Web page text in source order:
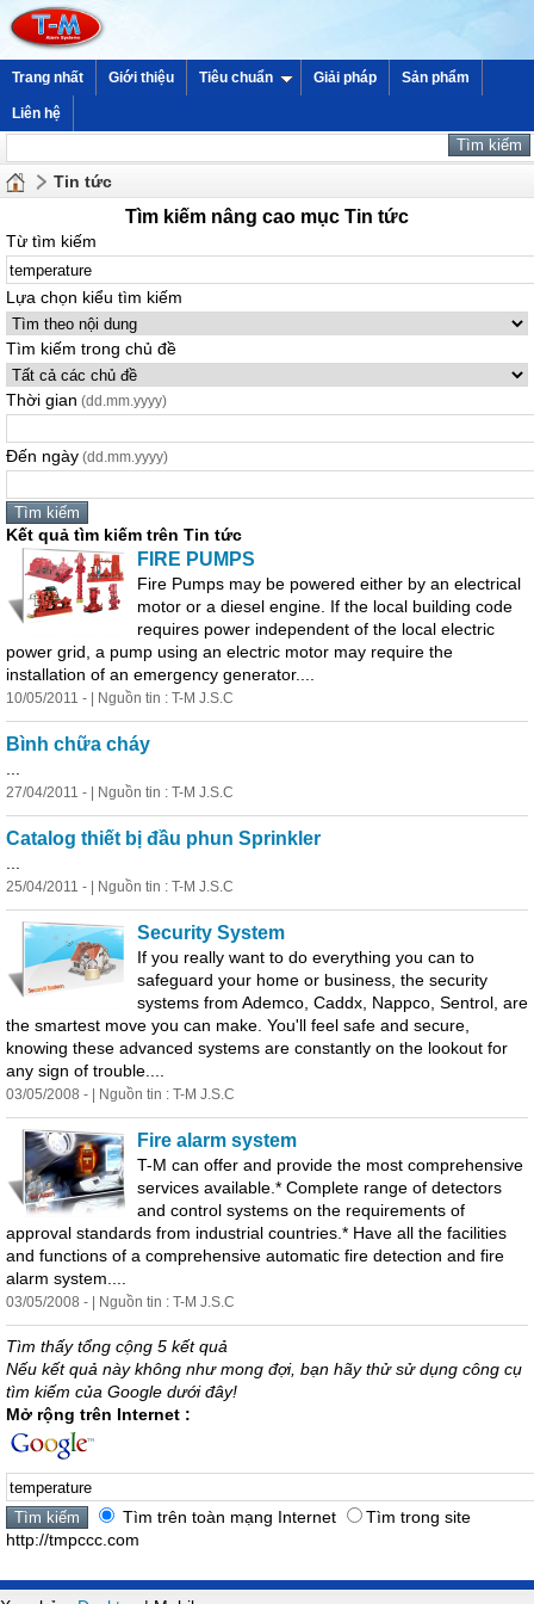
Trang nhất Giới thiệu Tiêu chuẩn Giải pháp Sản phẩm
Liên hệ
Tin tức
Tìm kiếm nâng cao mục Tin tức
Từ tìm kiếm
Lựa chọn kiểu tìm kiếm
Tìm kiếm trong chủ đề
Thời gian (dd.mm.yyyy)
Đến ngày (dd.mm.yyyy)
Kết quả tìm kiếm trên Tin tức
FIRE PUMPS
Fire Pumps may be powered either by an electrical
motor or a diesel engine. If the local building code
requires power independent of the local electric
power grid, a pump using an electric motor may require the
installation of an emergency generator....
10/05/2011 - | Nguồn tin : T-M J.S.C
Bình chữa cháy
27/04/2011 - | Nguồn tin : T-M J.S.C
Catalog thiết bị đầu phun Sprinkler
25/04/2011 - | Nguồn tin : T-M J.S.C
Security System
If you really want to do everything you can to
safeguard your home or business, the security
systems from Ademco, Caddx, Nappco, Sentrol, are
the smartest move you can make. You'll feel safe and secure,
knowing these advanced systems are constantly on the lookout for
any sign of trouble....
03/05/2008 - | Nguồn tin : T-M J.S.C
Fire alarm system
T-M can offer and provide the most comprehensive
services available.* Complete range of detectors
and control systems on the requirements of
approval standards from industrial countries.* Have all the facilities
and functions of a comprehensive automatic fire detection and fire
alarm system....
03/05/2008 - | Nguồn tin : T-M J.S.C
Tìm thấy tổng cộng 5 kết quả
Nếu kết quả này không như mong đợi, bạn hãy thử sử dụng công cụ
tìm kiếm của Google dưới đây!
Mở rộng trên Internet :
Tìm trên toàn mạng Internet
Tìm trong site
http://tmpccc.com